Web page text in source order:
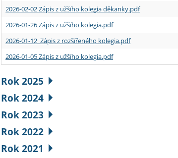
2026-02-02 Zápis z užšího kolegia děkanky.pdf
2026-01-26 Zápis z užšího kolegia.pdf
2026-01-12 Zápis z rozšířeného kolegia.pdf
2026-01-05 Zápis z užšího kolegia.pdf
Rok 2025
Rok 2024
Rok 2023
Rok 2022
Rok 2021